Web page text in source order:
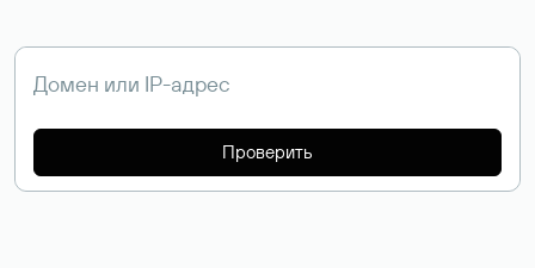
Проверить